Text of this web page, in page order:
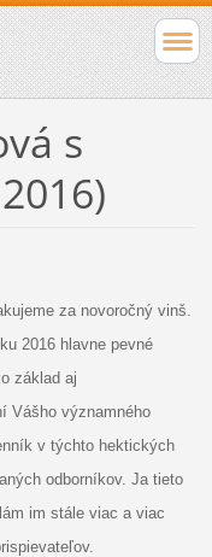
s
za novoročný vinš.
2016 hlavne pevné
základ aj
Vášho významného
v týchto hektických
odborníkov. Ja tieto
im stále viac a viac